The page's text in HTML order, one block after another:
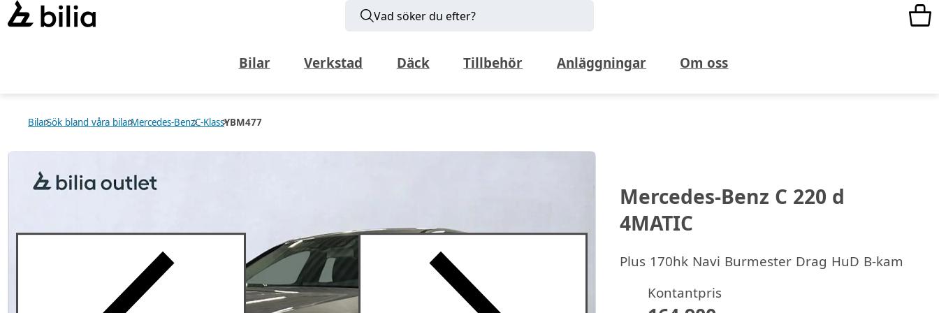
Vad söker du efter?
Bilar Verkstad Däck Tillbehör Anläggningar Om oss
BilarSök bland våra bilarMercedes-BenzC-KlassYBM477
Mercedes-Benz C 220 d
4MATIC
Plus 170hk Navi Burmester Drag HuD B-kam
Kontantpris